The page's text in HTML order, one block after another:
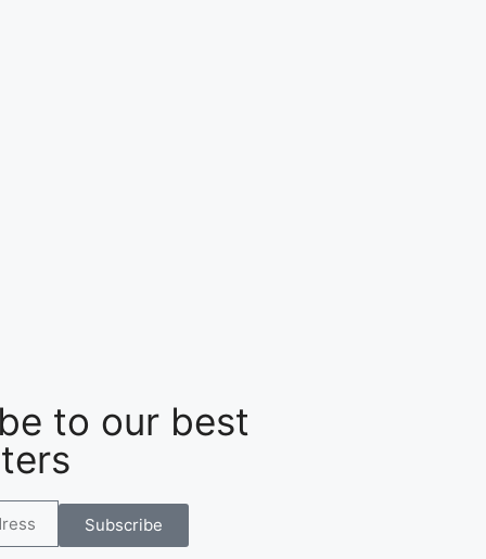
to our best
Subscribe